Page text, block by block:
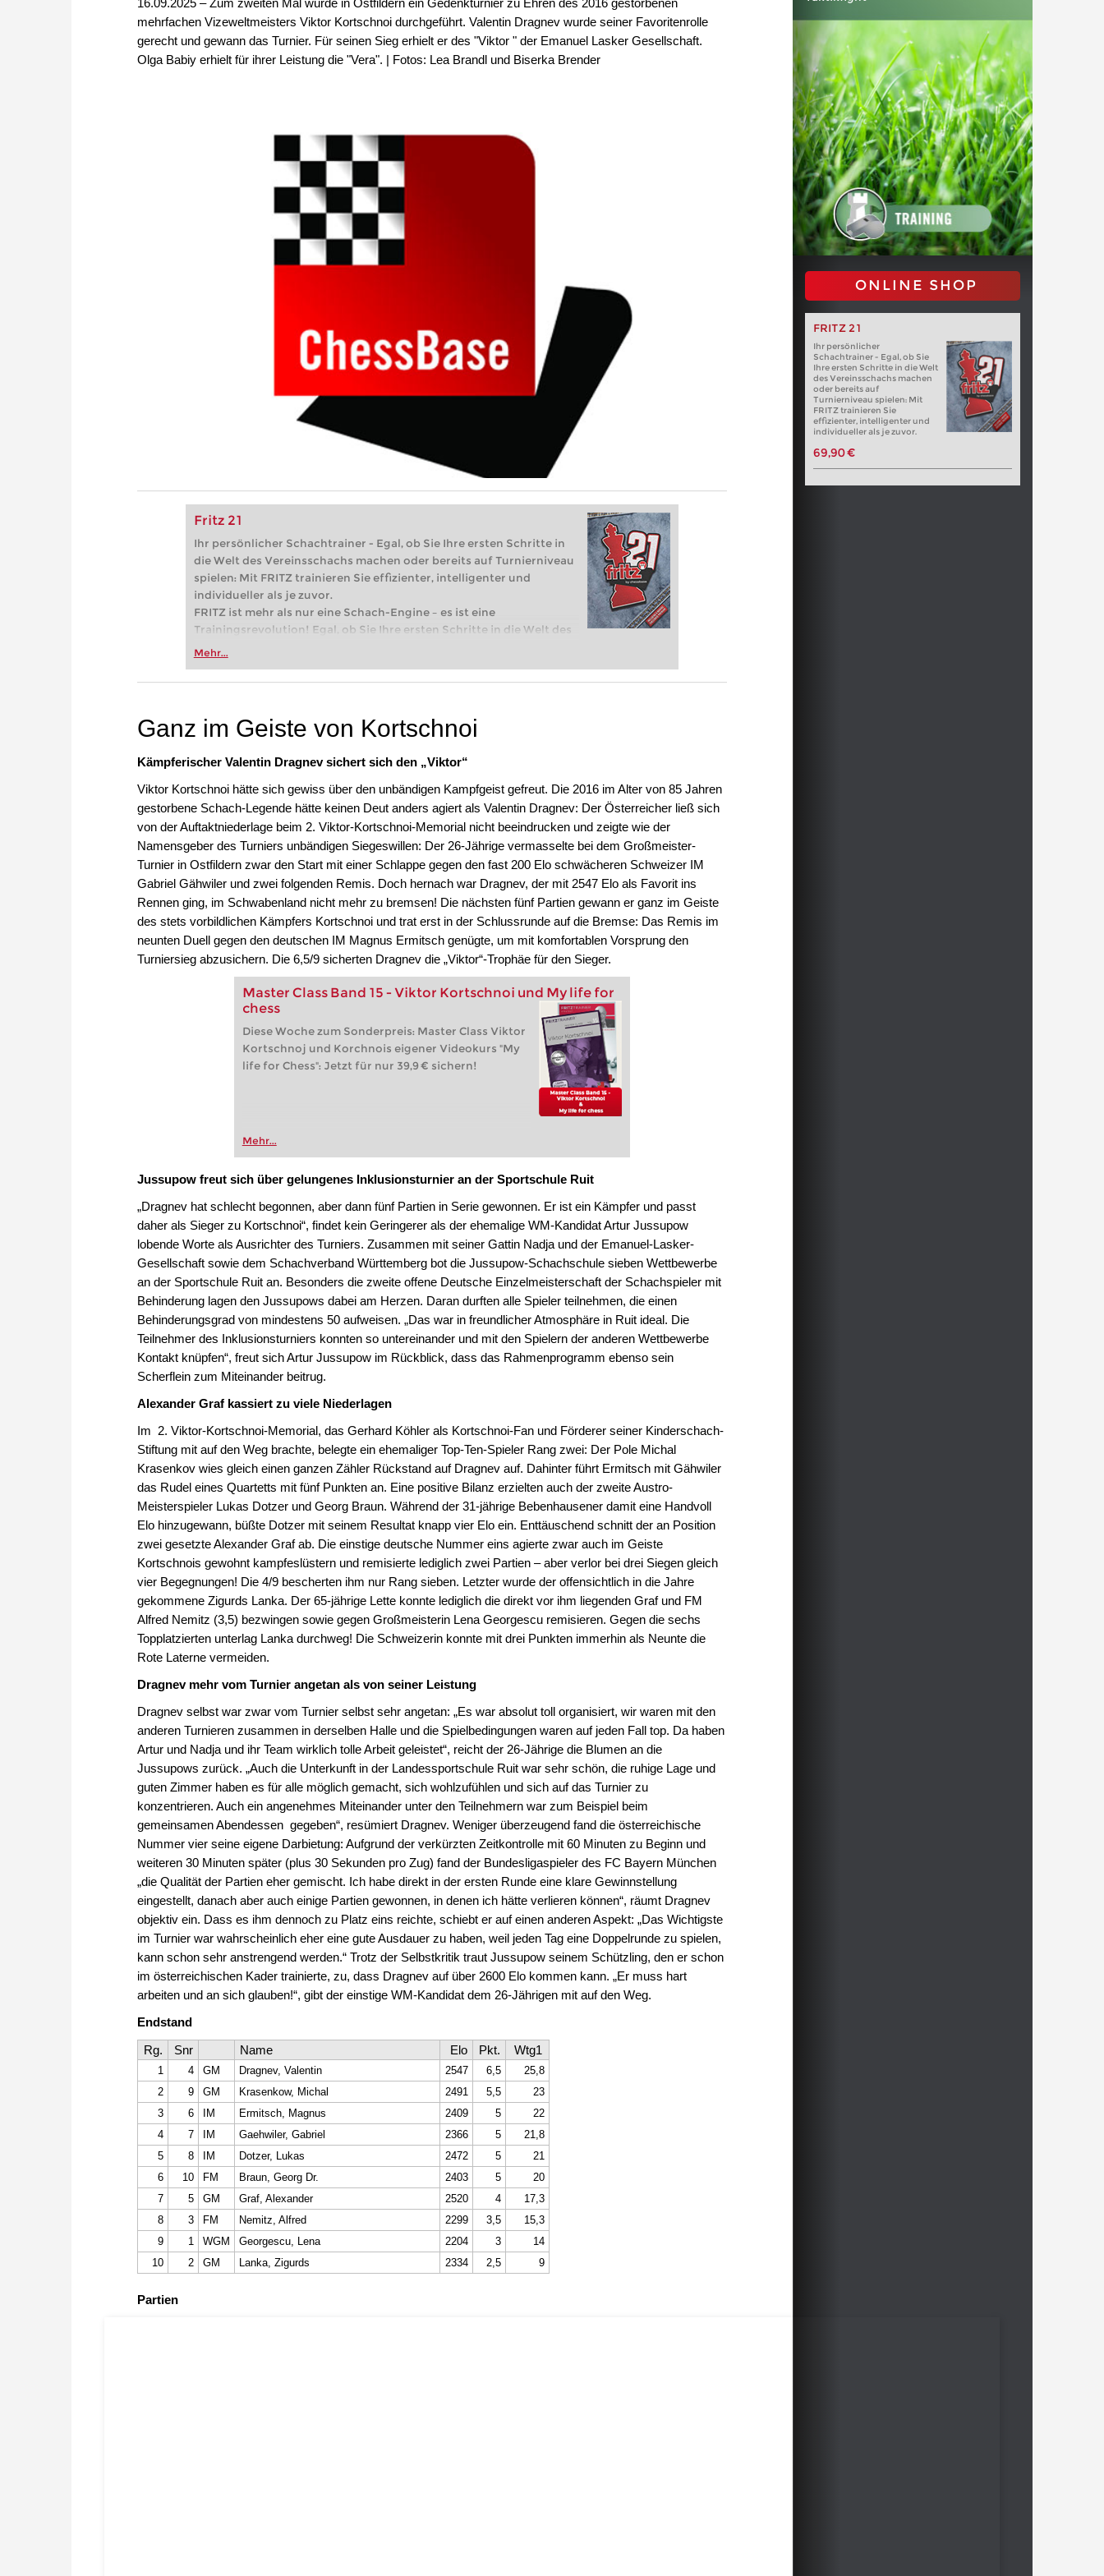
mehrfachen Vizeweltmeisters Viktor Kortschnoi durchgeführt. Valentin Dragnev wurde seiner Favoritenrolle
gerecht und gewann das Turnier. Für seinen Sieg erhielt er des "Viktor " der Emanuel Lasker Gesellschaft.
Olga Babiy erhielt für ihrer Leistung die "Vera". | Fotos: Lea Brandl und Biserka Brender
Fritz 21
Ihr persönlicher Schachtrainer - Egal, ob Sie Ihre ersten Schritte in
die Welt des Vereinsschachs machen oder bereits auf Turnierniveau
spielen: Mit FRITZ trainieren Sie effizienter, intelligenter und
individueller als je zuvor.
FRITZ ist mehr als nur eine Schach-Engine – es ist eine
Trainingsrevolution! Egal, ob Sie Ihre ersten Schritte in die Welt des
Vereinsschachs machen oder bereits auf Turnierniveau spielen: Mit
zuvor.
Mehr...
ONLINE SHOP
FRITZ 21
Ihr persönlicher
Schachtrainer - Egal, ob Sie
Ihre ersten Schritte in die Welt
des Vereinsschachs machen
oder bereits auf
Turnierniveau spielen: Mit
FRITZ trainieren Sie
effizienter, intelligenter und
individueller als je zuvor.
69,90 €
Ganz im Geiste von Kortschnoi
Kämpferischer Valentin Dragnev sichert sich den „Viktor“
Viktor Kortschnoi hätte sich gewiss über den unbändigen Kampfgeist gefreut. Die 2016 im Alter von 85 Jahren
gestorbene Schach-Legende hätte keinen Deut anders agiert als Valentin Dragnev: Der Österreicher ließ sich
von der Auftaktniederlage beim 2. Viktor-Kortschnoi-Memorial nicht beeindrucken und zeigte wie der
Namensgeber des Turniers unbändigen Siegeswillen: Der 26-Jährige vermasselte bei dem Großmeister-
Turnier in Ostfildern zwar den Start mit einer Schlappe gegen den fast 200 Elo schwächeren Schweizer IM
Gabriel Gähwiler und zwei folgenden Remis. Doch hernach war Dragnev, der mit 2547 Elo als Favorit ins
Rennen ging, im Schwabenland nicht mehr zu bremsen! Die nächsten fünf Partien gewann er ganz im Geiste
des stets vorbildlichen Kämpfers Kortschnoi und trat erst in der Schlussrunde auf die Bremse: Das Remis im
neunten Duell gegen den deutschen IM Magnus Ermitsch genügte, um mit komfortablen Vorsprung den
Turniersieg abzusichern. Die 6,5/9 sicherten Dragnev die „Viktor“-Trophäe für den Sieger.
Master Class Band 15 - Viktor Kortschnoi und My life for
chess
Diese Woche zum Sonderpreis: Master Class Viktor
Kortschnoj und Korchnois eigener Videokurs "My
life for Chess": Jetzt für nur 39,9 € sichern!
Mehr...
Jussupow freut sich über gelungenes Inklusionsturnier an der Sportschule Ruit
„Dragnev hat schlecht begonnen, aber dann fünf Partien in Serie gewonnen. Er ist ein Kämpfer und passt
daher als Sieger zu Kortschnoi“, findet kein Geringerer als der ehemalige WM-Kandidat Artur Jussupow
lobende Worte als Ausrichter des Turniers. Zusammen mit seiner Gattin Nadja und der Emanuel-Lasker-
Gesellschaft sowie dem Schachverband Württemberg bot die Jussupow-Schachschule sieben Wettbewerbe
an der Sportschule Ruit an. Besonders die zweite offene Deutsche Einzelmeisterschaft der Schachspieler mit
Behinderung lagen den Jussupows dabei am Herzen. Daran durften alle Spieler teilnehmen, die einen
Behinderungsgrad von mindestens 50 aufweisen. „Das war in freundlicher Atmosphäre in Ruit ideal. Die
Teilnehmer des Inklusionsturniers konnten so untereinander und mit den Spielern der anderen Wettbewerbe
Kontakt knüpfen“, freut sich Artur Jussupow im Rückblick, dass das Rahmenprogramm ebenso sein
Scherflein zum Miteinander beitrug.
Alexander Graf kassiert zu viele Niederlagen
Im 2. Viktor-Kortschnoi-Memorial, das Gerhard Köhler als Kortschnoi-Fan und Förderer seiner Kinderschach-
Stiftung mit auf den Weg brachte, belegte ein ehemaliger Top-Ten-Spieler Rang zwei: Der Pole Michal
Krasenkov wies gleich einen ganzen Zähler Rückstand auf Dragnev auf. Dahinter führt Ermitsch mit Gähwiler
das Rudel eines Quartetts mit fünf Punkten an. Eine positive Bilanz erzielten auch der zweite Austro-
Meisterspieler Lukas Dotzer und Georg Braun. Während der 31-jährige Bebenhausener damit eine Handvoll
Elo hinzugewann, büßte Dotzer mit seinem Resultat knapp vier Elo ein. Enttäuschend schnitt der an Position
zwei gesetzte Alexander Graf ab. Die einstige deutsche Nummer eins agierte zwar auch im Geiste
Kortschnois gewohnt kampfeslüstern und remisierte lediglich zwei Partien – aber verlor bei drei Siegen gleich
vier Begegnungen! Die 4/9 bescherten ihm nur Rang sieben. Letzter wurde der offensichtlich in die Jahre
gekommene Zigurds Lanka. Der 65-jährige Lette konnte lediglich die direkt vor ihm liegenden Graf und FM
Alfred Nemitz (3,5) bezwingen sowie gegen Großmeisterin Lena Georgescu remisieren. Gegen die sechs
Topplatzierten unterlag Lanka durchweg! Die Schweizerin konnte mit drei Punkten immerhin als Neunte die
Rote Laterne vermeiden.
Dragnev mehr vom Turnier angetan als von seiner Leistung
Dragnev selbst war zwar vom Turnier selbst sehr angetan: „Es war absolut toll organisiert, wir waren mit den
anderen Turnieren zusammen in derselben Halle und die Spielbedingungen waren auf jeden Fall top. Da haben
Artur und Nadja und ihr Team wirklich tolle Arbeit geleistet“, reicht der 26-Jährige die Blumen an die
Jussupows zurück. „Auch die Unterkunft in der Landessportschule Ruit war sehr schön, die ruhige Lage und
guten Zimmer haben es für alle möglich gemacht, sich wohlzufühlen und sich auf das Turnier zu
konzentrieren. Auch ein angenehmes Miteinander unter den Teilnehmern war zum Beispiel beim
gemeinsamen Abendessen gegeben“, resümiert Dragnev. Weniger überzeugend fand die österreichische
Nummer vier seine eigene Darbietung: Aufgrund der verkürzten Zeitkontrolle mit 60 Minuten zu Beginn und
weiteren 30 Minuten später (plus 30 Sekunden pro Zug) fand der Bundesligaspieler des FC Bayern München
„die Qualität der Partien eher gemischt. Ich habe direkt in der ersten Runde eine klare Gewinnstellung
eingestellt, danach aber auch einige Partien gewonnen, in denen ich hätte verlieren können“, räumt Dragnev
objektiv ein. Dass es ihm dennoch zu Platz eins reichte, schiebt er auf einen anderen Aspekt: „Das Wichtigste
im Turnier war wahrscheinlich eher eine gute Ausdauer zu haben, weil jeden Tag eine Doppelrunde zu spielen,
kann schon sehr anstrengend werden.“ Trotz der Selbstkritik traut Jussupow seinem Schützling, den er schon
im österreichischen Kader trainierte, zu, dass Dragnev auf über 2600 Elo kommen kann. „Er muss hart
arbeiten und an sich glauben!“, gibt der einstige WM-Kandidat dem 26-Jährigen mit auf den Weg.
Endstand
Rg.
Snr Name Elo Pkt. Wtg1
1 4 GM Dragnev, Valentin 2547 6,5
25,8
2
9 GM Krasenkow, Michal 2491 5,5
23
3
6 IM Ermitsch, Magnus 2409 5
22
4
7 IM Gaehwiler, Gabriel 2366 5
21,8
5
8 IM Dotzer, Lukas 2472 5
21
6
10 FM Braun, Georg Dr. 2403 5
20
7
5 GM Graf, Alexander 2520 4
17,3
8
3 FM Nemitz, Alfred 2299 3,5
15,3
9
1 WGM Georgescu, Lena 2204 3
14
10
2 GM Lanka, Zigurds 2334 2,5 9
Partien